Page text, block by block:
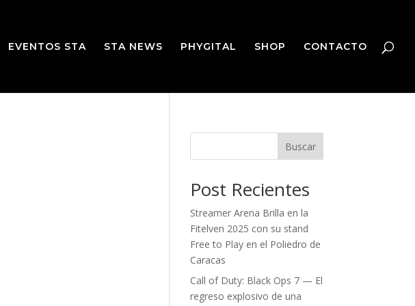
EVENTOS STA STA NEWS PHYGITAL SHOP CONTACTO
Buscar
Post Recientes
Streamer Arena Brilla en la
Fitelven 2025 con su stand
Free to Play en el Poliedro de
Caracas
Call of Duty: Black Ops 7 — El
regreso explosivo de una